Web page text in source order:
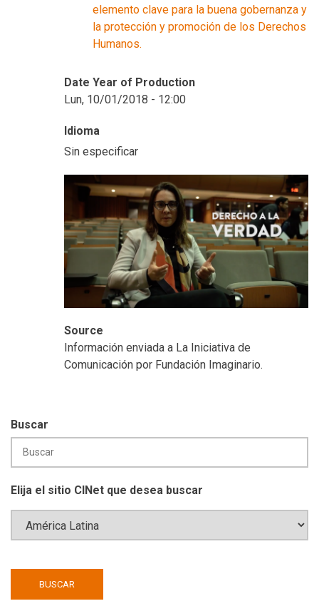
elemento clave para la buena gobernanza y
la protección y promoción de los Derechos
Humanos.
Date Year of Production
Lun, 10/01/2018 - 12:00
Idioma
Sin especificar
Source
Información enviada a La Iniciativa de
Comunicación por Fundación Imaginario.
Buscar
Elija el sitio CINet que desea buscar